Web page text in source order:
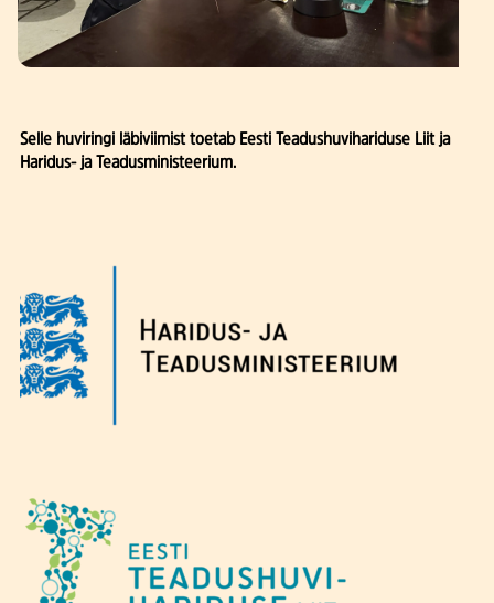
Selle huviringi läbiviimist toetab Eesti Teadushuvihariduse Liit ja
Haridus- ja Teadusministeerium.